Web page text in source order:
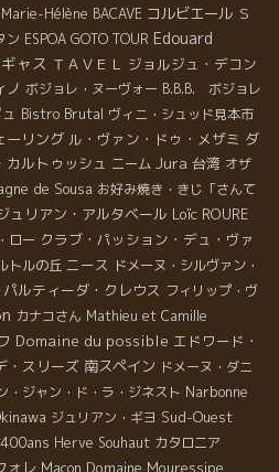
Marie-Hélène BACAVE コルビエール Ｓ
ン ESPOA GOTO TOUR Edouard
ャス ＴＡＶＥＬ ジョルジュ・デコン
ノ ボジョレ・ヌーヴォー B.B.B. ボジョレ
Bistro Brutal ヴィニ・シュッド見本市
ーリング ル・ヴァン・ドゥ・メザミ ダ
カルトゥッシュ ニーム Jura 台湾 オザ
de Sousa お好み焼き・きじ「さんて
ュリアン・アルタベール Loïc ROURE
ロー クラブ・パッション・デュ・ヴァ
トルの丘 ニース ドメーヌ・シルヴァン・
パルティーダ・クレウス フィリップ・ヴ
カナコさん Mathieu et Camille
Domaine du possible エドワード・
・スリーズ 南スペイン ドメーヌ・ダニ
・ジャン・ド・ラ・ジネスト Narbonne
ジュリアン・ギヨ Sud-Ouest
Herve Souhaut カタロニア
ォレ Macon Domaine Mouressipe